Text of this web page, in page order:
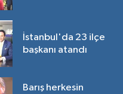
İstanbul'da 23 ilçe
başkanı atandı
Barış herkesin